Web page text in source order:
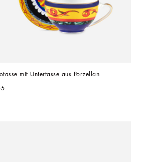
mit Untertasse aus Porzellan